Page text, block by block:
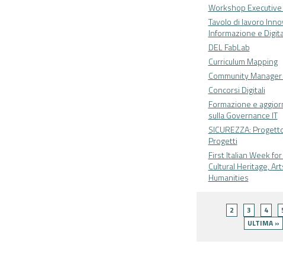
Workshop Executive
Tavolo di lavoro
Informazione e
DEL FabLab
Curriculum Mapping
Community
Concorsi Digitali
Formazione e
sulla Governance IT
SICUREZZA:
Progetti
First Italian Week
Cultural Heritage,
Humanities
2 3 4
ULTIMA »